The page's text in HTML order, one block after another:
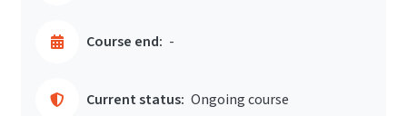
Course end: -
Current status: Ongoing course